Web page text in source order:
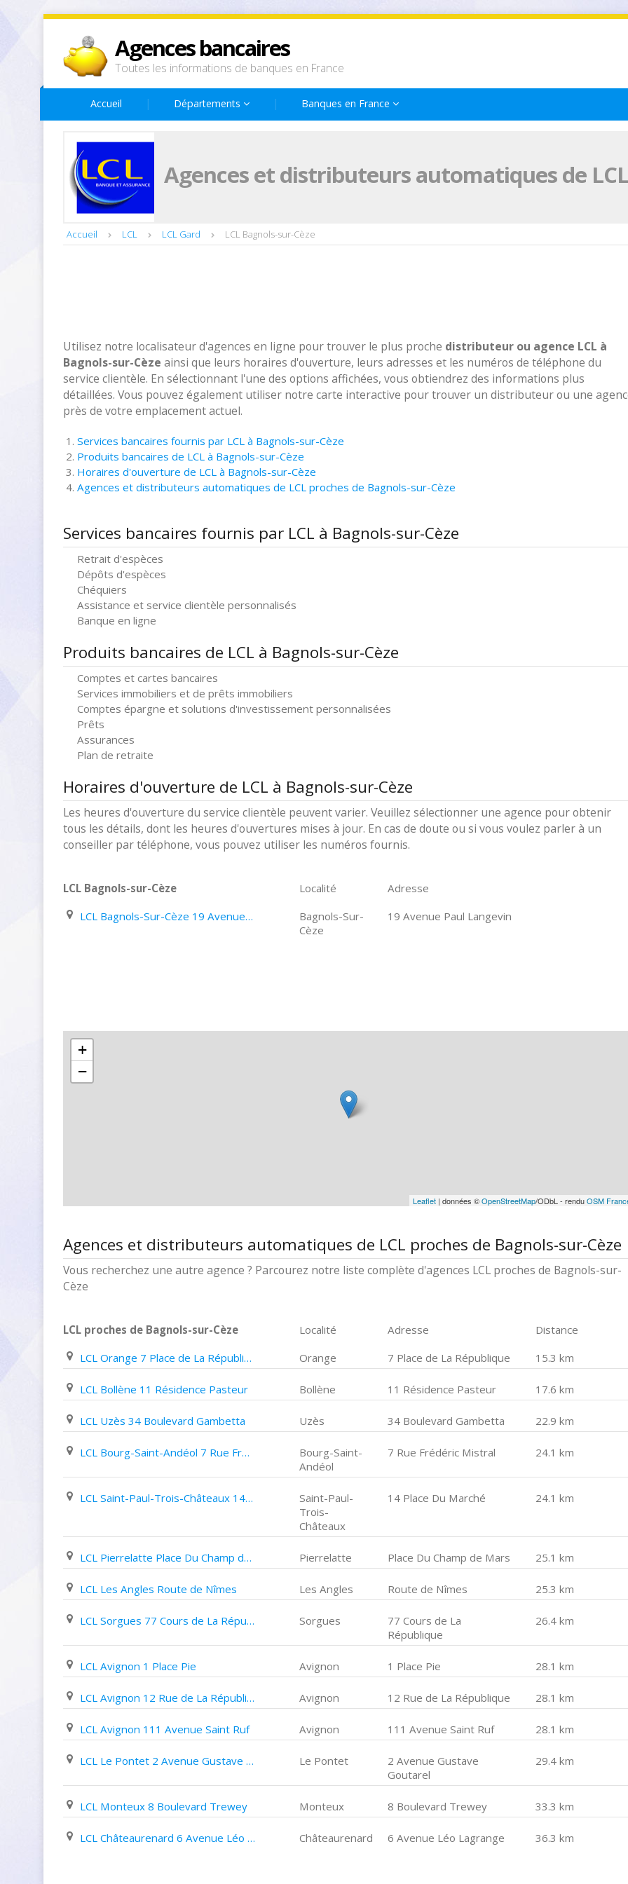
Agences bancaires
Toutes les informations de banques en France
Accueil Départements Banques en France
Agences et distributeurs automatiques de
Accueil LCL LCL Gard LCL Bagnols-sur-Cèze
Utilisez notre localisateur d'agences en ligne pour trouver le plus proche distributeur ou agence LCL à
Bagnols-sur-Cèze ainsi que leurs horaires d'ouverture, leurs adresses et les numéros de téléphone du
service clientèle. En sélectionnant l'une des options affichées, vous obtiendrez des informations plus
détaillées. Vous pouvez également utiliser notre carte interactive pour trouver un distributeur ou une
près de votre emplacement actuel.
Services bancaires fournis par LCL à Bagnols-sur-Cèze
Produits bancaires de LCL à Bagnols-sur-Cèze
Horaires d'ouverture de LCL à Bagnols-sur-Cèze
Agences et distributeurs automatiques de LCL proches de Bagnols-sur-Cèze
Services bancaires fournis par LCL à Bagnols-sur-Cèze
Retrait d'espèces
Dépôts d'espèces
Chéquiers
Assistance et service clientèle personnalisés
Banque en ligne
Produits bancaires de LCL à Bagnols-sur-Cèze
Comptes et cartes bancaires
Services immobiliers et de prêts immobiliers
Comptes épargne et solutions d'investissement personnalisées
Prêts
Assurances
Plan de retraite
Horaires d'ouverture de LCL à Bagnols-sur-Cèze
Les heures d'ouverture du service clientèle peuvent varier. Veuillez sélectionner une agence pour obtenir
tous les détails, dont les heures d'ouvertures mises à jour. En cas de doute ou si vous voulez parler à un
conseiller par téléphone, vous pouvez utiliser les numéros fournis.
LCL Bagnols-sur-Cèze Localité
Adresse
LCL Bagnols-Sur-Cèze 19 Avenue Paul Langevin
Bagnols-Sur-
Cèze
19 Avenue Paul Langevin
+
−
Leaflet| données ©OpenStreetMap/ODbL - renduOSM
Agences et distributeurs automatiques de LCL proches de Bagnols-sur-Cèze
Vous recherchez une autre agence ? Parcourez notre liste complète d'agences LCL proches de Bagnols-sur-
Cèze
LCL proches de Bagnols-sur-Cèze Localité Adresse
Distance
LCL Orange 7 Place de La République
Orange 7 Place de La République 15.3 km
LCL Bollène 11 Résidence Pasteur Bollène 11 Résidence Pasteur 17.6 km
LCL Uzès 34 Boulevard Gambetta Uzès 34 Boulevard Gambetta 22.9 km
LCL Bourg-Saint-Andéol 7 Rue Frédéric Mistral
Bourg-Saint-
Andéol
7 Rue Frédéric Mistral 24.1 km
LCL Saint-Paul-Trois-Châteaux 14 Place Du Marché
Saint-Paul-
Trois-
Châteaux
14 Place Du Marché 24.1 km
LCL Pierrelatte Place Du Champ de Mars Pierrelatte Place Du Champ de Mars 25.1 km
LCL Les Angles Route de Nîmes Les Angles Route de Nîmes 25.3 km
LCL Sorgues 77 Cours de La République Sorgues
77 Cours de La
République
26.4 km
LCL Avignon 1 Place Pie Avignon 1 Place Pie 28.1 km
LCL Avignon 12 Rue de La République Avignon 12 Rue de La République 28.1 km
LCL Avignon 111 Avenue Saint Ruf Avignon 111 Avenue Saint Ruf 28.1 km
LCL Le Pontet 2 Avenue Gustave Goutarel Le Pontet
2 Avenue Gustave
Goutarel
29.4 km
LCL Monteux 8 Boulevard Trewey Monteux 8 Boulevard Trewey 33.3 km
LCL Châteaurenard 6 Avenue Léo Lagrange Châteaurenard 6 Avenue Léo Lagrange 36.3 km